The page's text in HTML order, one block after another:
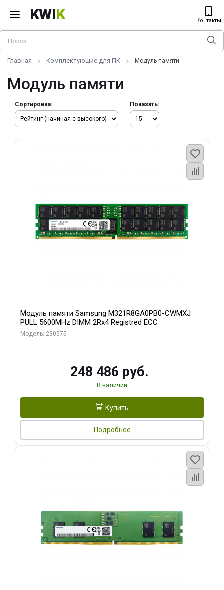
KWIK Контакты
Главная Комплектующие для ПК Модуль памяти
Модуль памяти
Сортировка: Показать:
Модуль памяти Samsung M321R8GA0PB0-CWMXJ
PULL 5600MHz DIMM 2Rx4 Registred ECC
Модель: 230575
248 486 руб.
В наличии
Купить
Подробнее